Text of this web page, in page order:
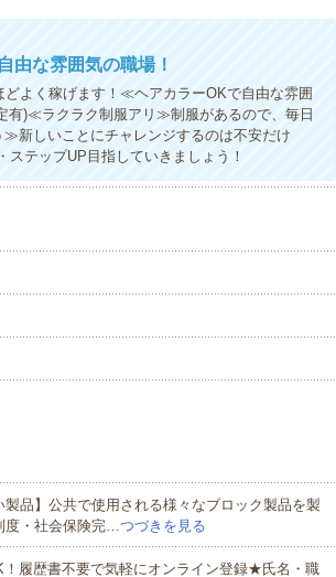
由な雰囲気の職場！
よく稼げます！≪ヘアカラーOKで自由な雰囲
有)≪ラクラク制服アリ≫制服があるので、毎日
新しいことにチャレンジするのは不安だけ
テップUP目指していきましょう！
品】公共で使用される様々なブロック製品を製
度・社会保険完…つづきを見る
履歴書不要で気軽にオンライン登録★氏名・職